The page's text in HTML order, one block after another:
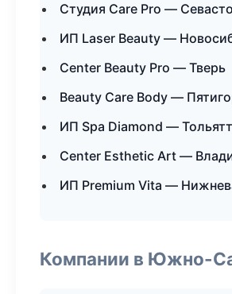
Студия Care Pro —
ИП Laser Beauty —
Center Beauty Pro — Тверь
Beauty Care Body —
ИП Spa Diamond —
Center Esthetic Art —
ИП Premium Vita —
Компании в Южно-